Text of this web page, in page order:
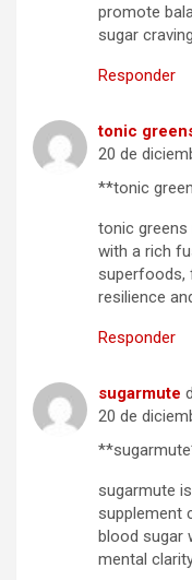
promote
sugar
Responder
tonic
20 de
**tonic
tonic greens
with a rich
superfoods,
resilience
Responder
sugarmute
20 de
sugarmute
supplement
blood sugar
mental